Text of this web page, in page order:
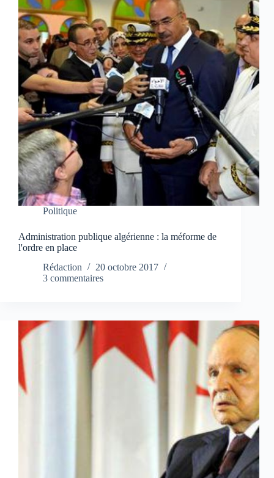
Politique
Administration publique algérienne : la méforme de
l'ordre en place
Rédaction
20 octobre 2017
3 commentaires